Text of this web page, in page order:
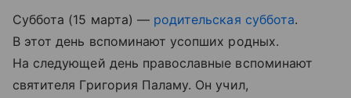
Суббота (15 марта) — родительская суббота.
В этот день вспоминают усопших родных.
На следующей день православные вспоминают
святителя Григория Паламу. Он учил,